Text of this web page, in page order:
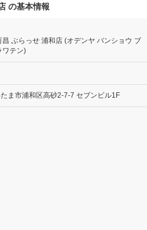
の基本情報
昌 ぶらっせ 浦和店 (オデンヤ バンショウ ブ
ワテン)
ま市浦和区高砂2-7-7 セブンビル1F